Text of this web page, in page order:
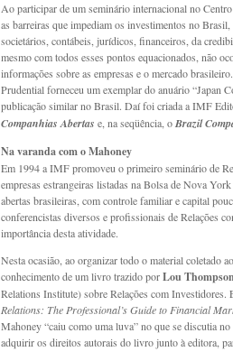
Ao participar de um seminário internacional no
as barreiras que impediam os investimentos no
societários, contábeis, jurídicos, financeiros, da
mesmo com todos esses pontos equacionados, não
informações sobre as empresas e o mercado
Prudential forneceu um exemplar do anuário “Japan
publicação similar no Brasil. Daí foi criada a IMF
Companhias Abertas e, na seqüência, oBrazil
Na varanda com o Mahoney
Em 1994 a IMF promoveu o primeiro seminário de
empresas estrangeiras listadas na Bolsa de Nova
abertas brasileiras, com controle familiar e capital
conferencistas diversos e profissionais de Relações
importância desta atividade.
Nesta ocasião, ao organizar todo o material coletado
conhecimento de um livro trazido porLou
Relations Institute) sobre Relações com
Relations: The Professional’s Guide to Financial
Mahoney “caiu como uma luva” no que se discutia
adquirir os direitos autorais do livro junto à editora,